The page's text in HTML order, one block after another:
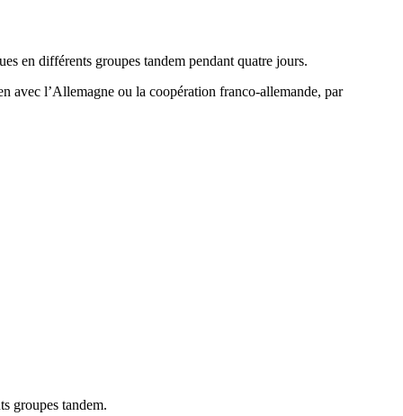
en différents groupes tandem pendant quatre jours.
avec l’Allemagne ou la coopération franco-allemande, par
groupes tandem.